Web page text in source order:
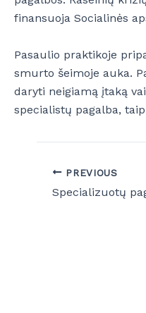
finansuoja Socialinės
Pasaulio praktikoje
smurto šeimoje auka.
daryti neigiamą įtaką
specialistų pagalba,
PREVIOUS
Specializuotų